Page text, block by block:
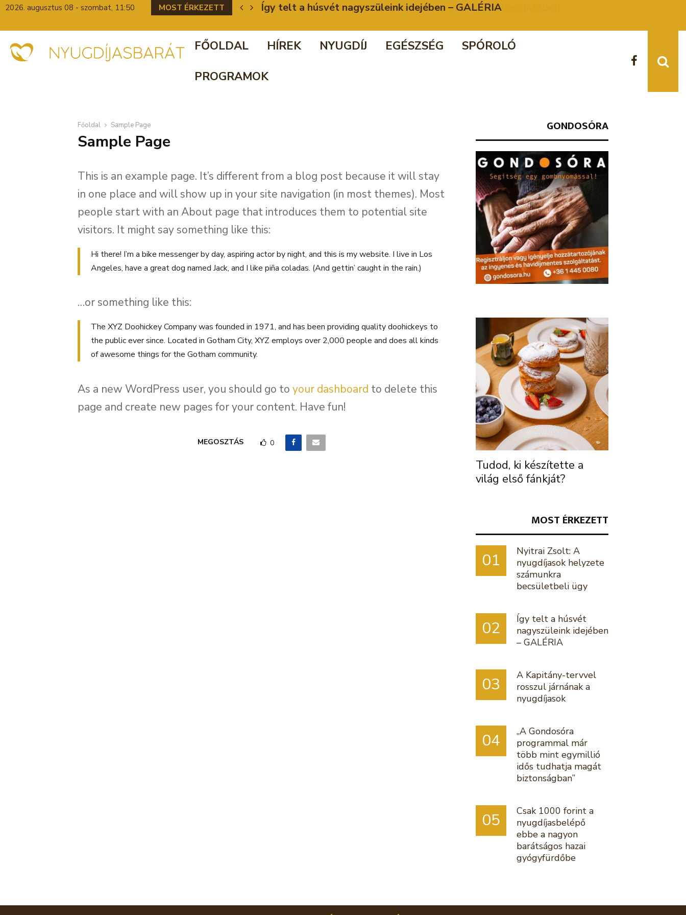
2026. augusztus 08 - szombat, 11:50 MOST ÉRKEZETT
számunkra becsületbeli ügy Így telt a húsvét nagyszüleink idejében – GALÉRIA
FŐOLDAL HÍREK NYUGDÍJ EGÉSZSÉG
SPÓROLÓ
PROGRAMOK
Főoldal Sample Page
Sample Page
This is an example page. It’s different from a blog post because it will stay
in one place and will show up in your site navigation (in most themes). Most
people start with an About page that introduces them to potential site
visitors. It might say something like this:
Hi there! I’m a bike messenger by day, aspiring actor by night, and this is my website. I live in Los
Angeles, have a great dog named Jack, and I like piña coladas. (And gettin’ caught in the rain.)
…or something like this:
The XYZ Doohickey Company was founded in 1971, and has been providing quality doohickeys to
the public ever since. Located in Gotham City, XYZ employs over 2,000 people and does all kinds
of awesome things for the Gotham community.
As a new WordPress user, you should go to your dashboard to delete this
page and create new pages for your content. Have fun!
MEGOSZTÁS 0
GONDOSÓRA
Tudod, ki készítette a
világ első fánkját?
MOST ÉRKEZETT
01
Nyitrai Zsolt: A
nyugdíjasok helyzete
számunkra
becsületbeli ügy
02
Így telt a húsvét
nagyszüleink idejében
– GALÉRIA
03
A Kapitány-tervvel
rosszul járnának a
nyugdíjasok
04
„A Gondosóra
programmal már
több mint egymillió
idős tudhatja magát
biztonságban”
05
Csak 1000 forint a
nyugdíjasbelépő
ebbe a nagyon
barátságos hazai
gyógyfürdőbe